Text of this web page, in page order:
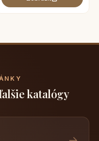
katalógy